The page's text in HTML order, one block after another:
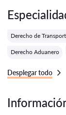
Derecho de
Derecho Aduanero
Desplegar todo